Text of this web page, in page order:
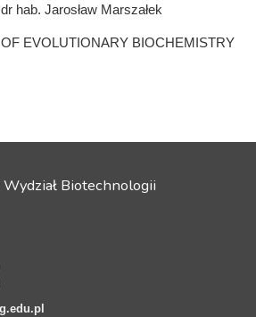
hab. Jarosław Marszałek
EVOLUTIONARY BIOCHEMISTRY
Biotechnologii